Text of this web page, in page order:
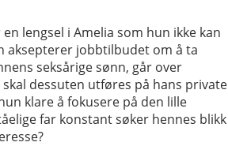
lengsel i Amelia som hun ikke kan
aksepterer jobbtilbudet om å ta
seksårige sønn, går over
dessuten utføres på hans private
klare å fokusere på den lille
far konstant søker hennes blikk